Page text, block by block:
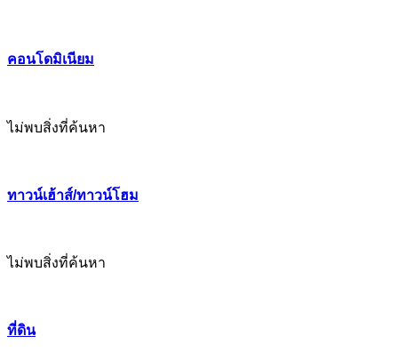
คอนโดมิเนียม
ไม่พบสิ่งที่ค้นหา
ทาวน์เฮ้าส์/ทาวน์โฮม
ไม่พบสิ่งที่ค้นหา
ที่ดิน